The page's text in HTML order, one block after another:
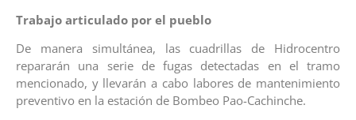
Trabajo articulado por el pueblo
De manera simultánea, las cuadrillas de Hidrocentro
repararán una serie de fugas detectadas en el tramo
mencionado, y llevarán a cabo labores de mantenimiento
preventivo en la estación de Bombeo Pao-Cachinche.